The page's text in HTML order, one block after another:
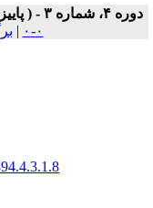
دوره ۴، شماره ۳ - ( پاييز ۱۳۹۴ )
|